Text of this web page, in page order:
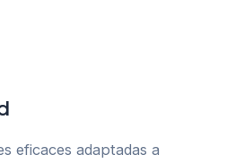
eficaces adaptadas a